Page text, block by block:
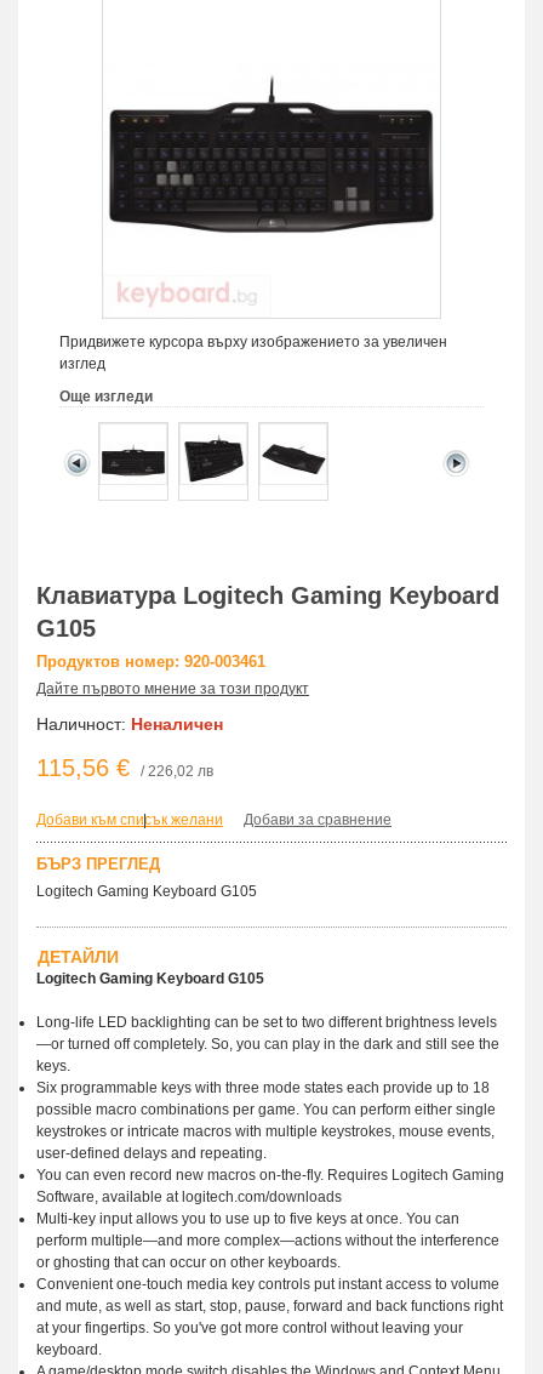
Придвижете курсора върху изображението за увеличен
изглед
Още изгледи
Клавиатура Logitech Gaming Keyboard
G105
Продуктов номер: 920-003461
Дайте първото мнение за този продукт
Наличност: Неналичен
115,56 € / 226,02 лв
Добави към списък желани
| Добави за сравнение
БЪРЗ ПРЕГЛЕД
Logitech Gaming Keyboard G105
ДЕТАЙЛИ
Logitech Gaming Keyboard G105
Long-life LED backlighting can be set to two different brightness levels
—or turned off completely. So, you can play in the dark and still see the
keys.
Six programmable keys with three mode states each provide up to 18
possible macro combinations per game. You can perform either single
keystrokes or intricate macros with multiple keystrokes, mouse events,
user-defined delays and repeating.
You can even record new macros on-the-fly. Requires Logitech Gaming
Software, available at logitech.com/downloads
Multi-key input allows you to use up to five keys at once. You can
perform multiple—and more complex—actions without the interference
or ghosting that can occur on other keyboards.
Convenient one-touch media key controls put instant access to volume
and mute, as well as start, stop, pause, forward and back functions right
at your fingertips. So you've got more control without leaving your
keyboard.